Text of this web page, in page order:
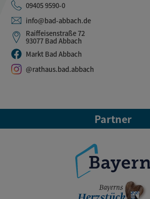
09405 9590-0
info@bad-abbach.de
Raiffeisenstraße 72
93077 Bad Abbach
Markt Bad Abbach
@rathaus.bad.abbach
Partner